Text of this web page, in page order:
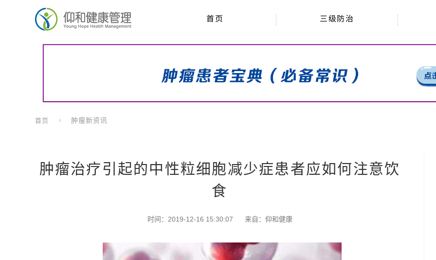
首页 三级防治
首页 肿瘤新资讯
肿瘤治疗引起的中性粒细胞减少症患者应如何注意饮
食
时间：2019-12-16 15:30:07 来自： 仰和健康